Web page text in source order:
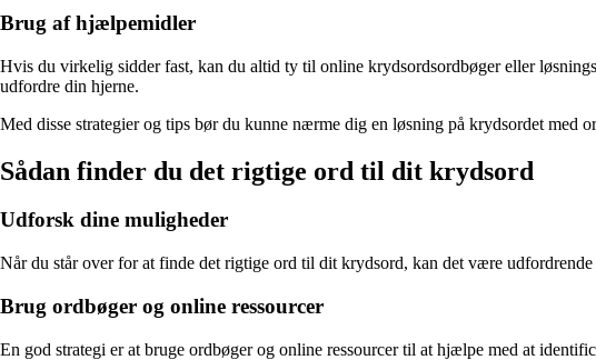
Brug af hjælpemidler
Hvis du virkelig sidder fast, kan du altid ty til online krydsordsordbøger eller
udfordre din hjerne.
Med disse strategier og tips bør du kunne nærme dig en løsning på krydsordet med
Sådan finder du det rigtige ord til dit krydsord
Udforsk dine muligheder
Når du står over for at finde det rigtige ord til dit krydsord, kan det være
Brug ordbøger og online ressourcer
En god strategi er at bruge ordbøger og online ressourcer til at hjælpe med at